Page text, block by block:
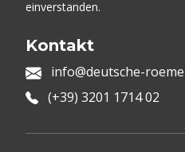
einverstanden.
Kontakt
info@deutsche-
(+39) 3201 1714 02